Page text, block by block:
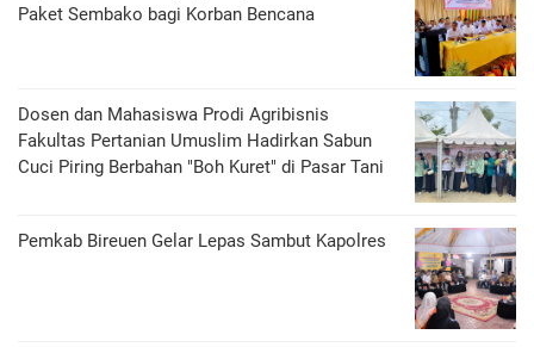
Paket Sembako bagi Korban Bencana
Dosen dan Mahasiswa Prodi Agribisnis
Fakultas Pertanian Umuslim Hadirkan Sabun
Cuci Piring Berbahan "Boh Kuret" di Pasar Tani
Pemkab Bireuen Gelar Lepas Sambut Kapolres